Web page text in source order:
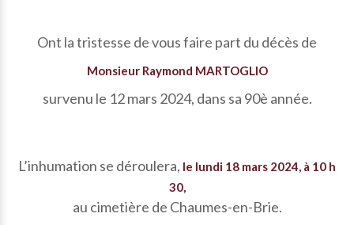
Ont la tristesse de vous faire part du décès de
Monsieur Raymond MARTOGLIO
survenu le 12 mars 2024, dans sa 90è année.
L’inhumation se déroulera, le lundi 18 mars 2024, à 10 h
30,
au cimetière de Chaumes-en-Brie.